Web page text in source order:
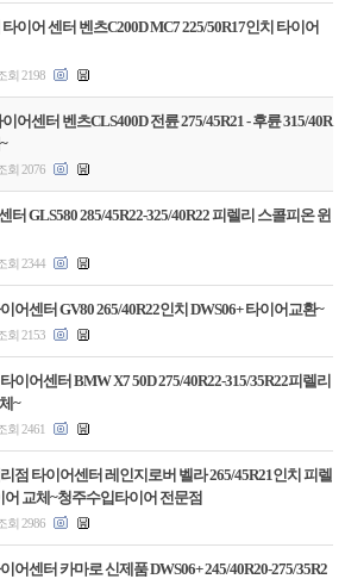
이어 센터 벤츠C200D MC7 225/50R17인치 타이어
회 2198
어센터 벤츠CLS400D 전륜 275/45R21 - 후륜 315/40R
회 2076
GLS580 285/45R22-325/40R22 피렐리 스콜피온 윈
회 2344
어센터 GV80 265/40R22인치 DWS06+ 타이어교환~
회 2153
이어센터 BMW X7 50D 275/40R22-315/35R22피렐리
~
회 2461
점 타이어센터 레인지로버 벨라 265/45R21인치 피렐
교체~청주수입타이어 전문점
회 2986
어센터 카마로 신제품 DWS06+ 245/40R20-275/35R2